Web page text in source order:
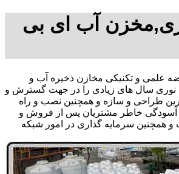
آب ای بی
علمی و تکنیکی مخازن ذخیره آب و
نوری سال های زیادی را در جهت گسترش و
طراحی و سازه و همچنین نصب و راه
آسودگی خاطر مشتریان پس از فروش و
و همچنین سرمایه گذاری در امور شبکه